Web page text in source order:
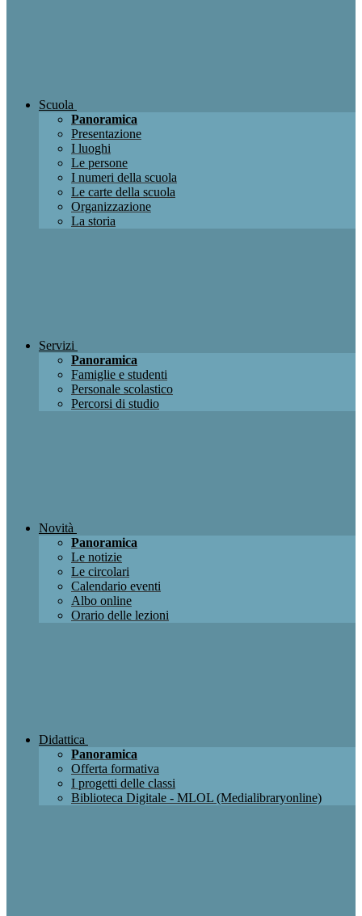
Scuola
Panoramica
Presentazione
I luoghi
Le persone
I numeri della scuola
Le carte della scuola
Organizzazione
La storia
Servizi
Panoramica
Famiglie e studenti
Personale scolastico
Percorsi di studio
Novità
Panoramica
Le notizie
Le circolari
Calendario eventi
Albo online
Orario delle lezioni
Didattica
Panoramica
Offerta formativa
I progetti delle classi
Biblioteca Digitale - MLOL (Medialibraryonline)